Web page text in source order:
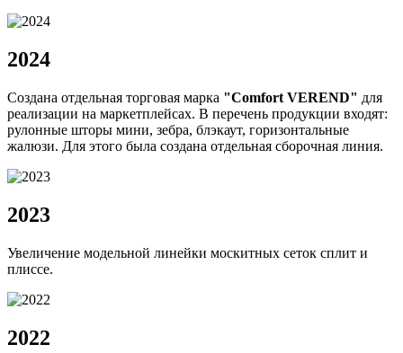
2024
Создана отдельная торговая марка "Comfort VEREND" для
реализации на маркетплейсах. В перечень продукции входят:
рулонные шторы мини, зебра, блэкаут, горизонтальные
жалюзи. Для этого была создана отдельная сборочная линия.
2023
Увеличение модельной линейки москитных сеток сплит и
плиссе.
2022